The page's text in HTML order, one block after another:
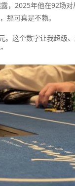
，2025年他在92场
那可真是不赖。
。这个数字让我超级